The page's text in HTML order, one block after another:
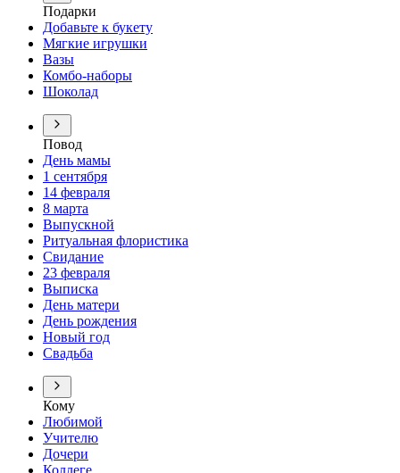
Подарки
Добавьте к букету
Мягкие игрушки
Вазы
Комбо-наборы
Шоколад
Повод
День мамы
1 сентября
14 февраля
8 марта
Выпускной
Ритуальная флористика
Свидание
23 февраля
Выписка
День матери
День рождения
Новый год
Свадьба
Кому
Любимой
Учителю
Дочери
Коллеге